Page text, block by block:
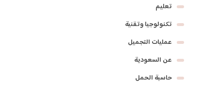
تعليم
تكنولوجيا وتقنية
عمليات التجميل
عن السعودية
حاسبة الحمل